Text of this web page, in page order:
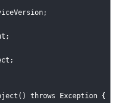
throws Exception {